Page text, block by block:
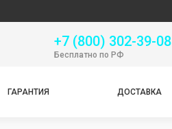
+7 (800) 302-39-08
Бесплатно по РФ
ГАРАНТИЯ ДОСТАВКА